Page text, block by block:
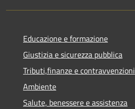
Educazione e formazione
Giustizia e sicurezza pubblica
Tributi,finanze e contravvenzioni
Ambiente
Salute, benessere e assistenza